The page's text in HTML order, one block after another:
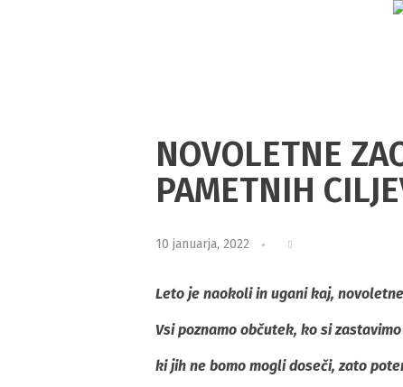
NOVOLETNE
PAMETNIH
10 januarja, 2022
Leto je naokoli in ugani kaj,
Vsi poznamo občutek, ko si
ki jih ne bomo mogli doseči, zato